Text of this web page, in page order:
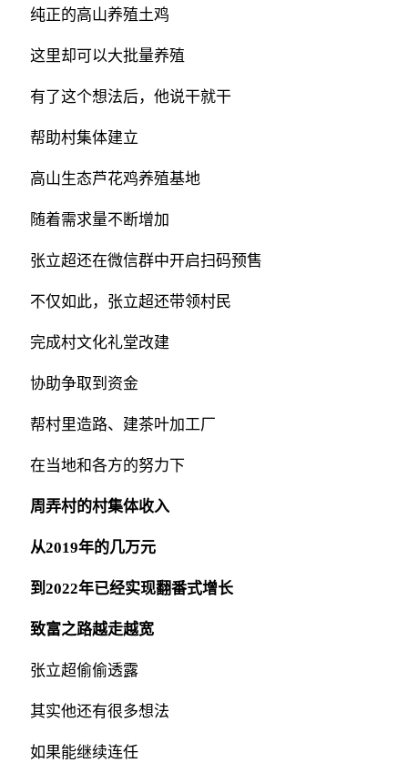
纯正的高山养殖土鸡
这里却可以大批量养殖
有了这个想法后，他说干就干
帮助村集体建立
高山生态芦花鸡养殖基地
随着需求量不断增加
张立超还在微信群中开启扫码预售
不仅如此，张立超还带领村民
完成村文化礼堂改建
协助争取到资金
帮村里造路、建茶叶加工厂
在当地和各方的努力下
周弄村的村集体收入
从2019年的几万元
到2022年已经实现翻番式增长
致富之路越走越宽
张立超偷偷透露
其实他还有很多想法
如果能继续连任